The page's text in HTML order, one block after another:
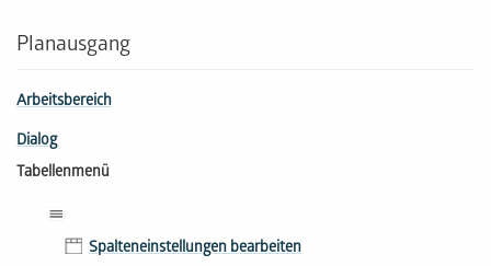
Planausgang
Arbeitsbereich
Dialog
Tabellenmenü
Spalteneinstellungen bearbeiten